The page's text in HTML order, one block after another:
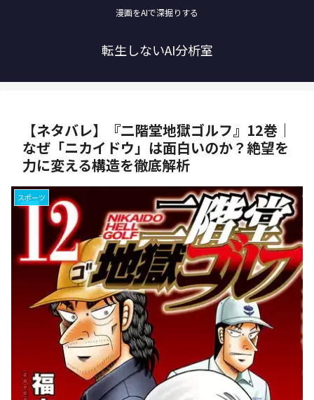
漫画をAIで深掘りする
転生しないAI分析室
【ネタバレ】『二階堂地獄ゴルフ』12巻｜
なぜ「ニカイドウ」は面白いのか？絶望を
力に変える構造を徹底解析
スポーツ